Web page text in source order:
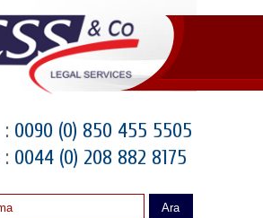
: 0090 (0) 850 455 5505
: 0044 (0) 208 882 8175
Ara